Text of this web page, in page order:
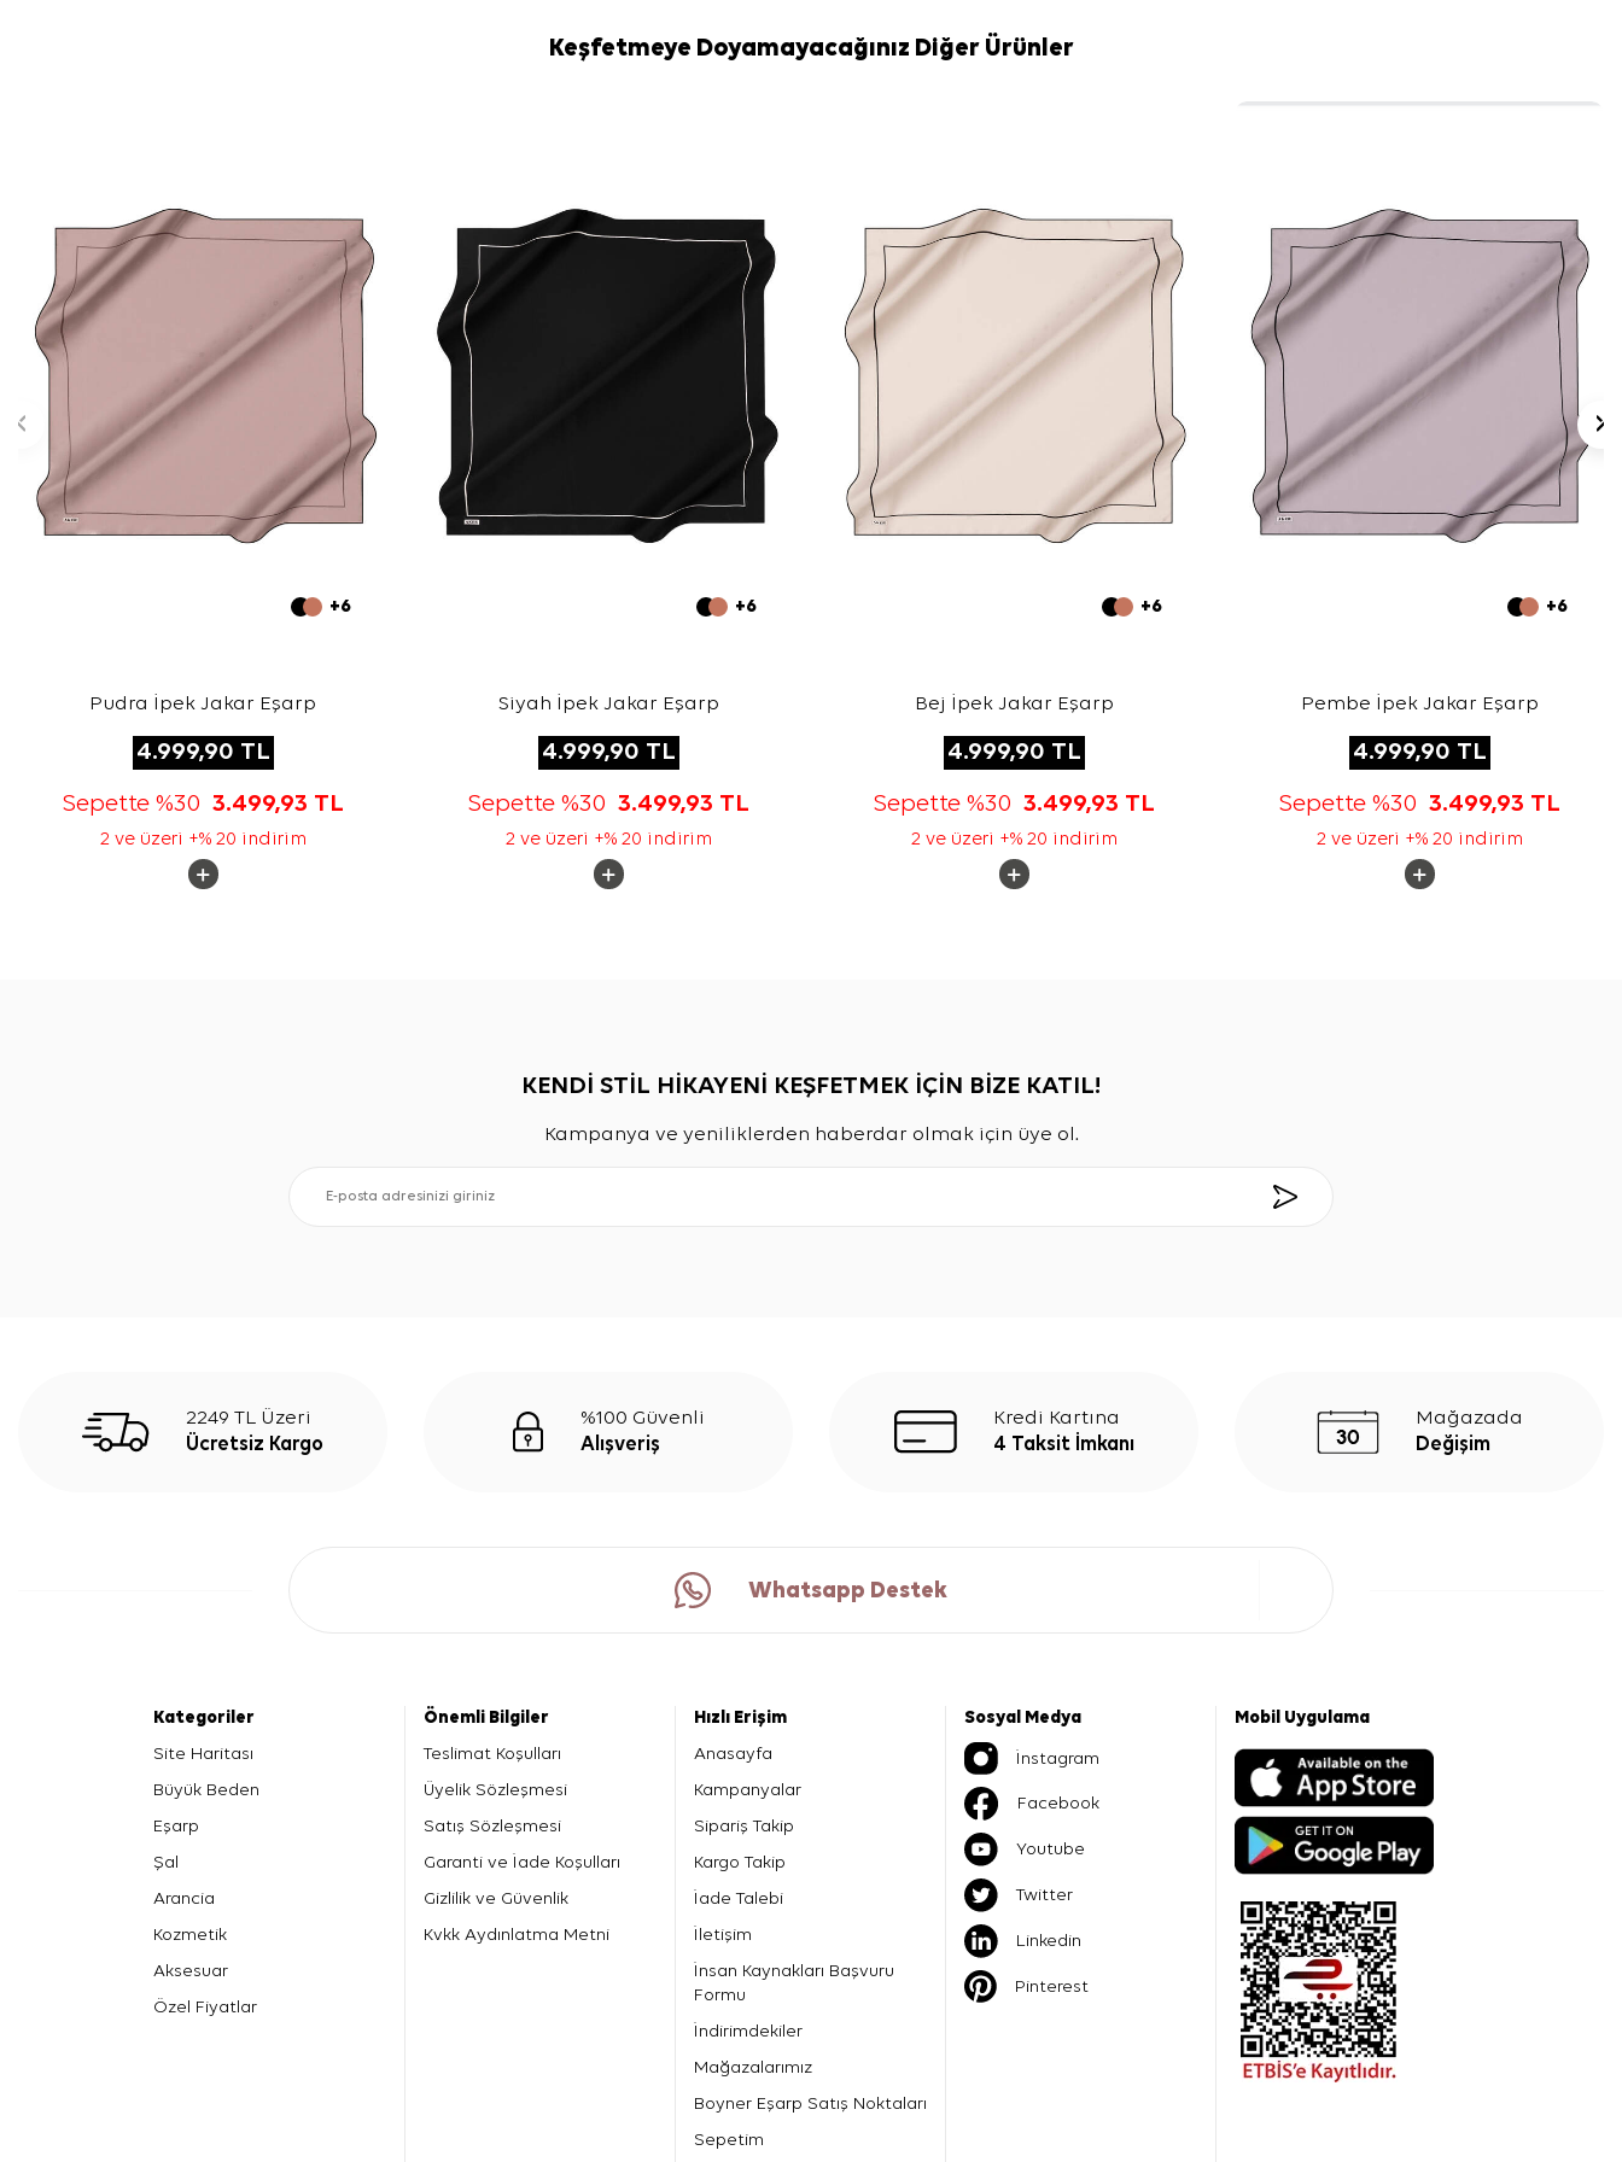
İpek ve hassas eşarp bakımında, uygun durumlarda
Keşfetmeye Doyamayacağınız Diğer Ürünler
+6
Pudra İpek Jakar Eşarp
4.999,90 TL
Sepette %30 3.499,93 TL
2 ve üzeri +% 20 indirim
+6
Siyah İpek Jakar Eşarp
4.999,90 TL
Sepette %30 3.499,93 TL
2 ve üzeri +% 20 indirim
+6
Bej İpek Jakar Eşarp
4.999,90 TL
Sepette %30 3.499,93 TL
2 ve üzeri +% 20 indirim
+6
Pembe İpek Jakar Eşarp
4.999,90 TL
Sepette %30 3.499,93 TL
2 ve üzeri +% 20 indirim
KENDİ STİL HİKAYENİ KEŞFETMEK İÇİN BİZE KATIL!
Kampanya ve yeniliklerden haberdar olmak için üye ol.
2249 TL Üzeri
Ücretsiz Kargo
%100 Güvenli
Alışveriş
Kredi Kartına
4 Taksit İmkanı
Mağazada
Değişim
Whatsapp Destek
Kategoriler
Site Haritası
Büyük Beden
Eşarp
Şal
Arancia
Kozmetik
Aksesuar
Özel Fiyatlar
Önemli Bilgiler
Teslimat Koşulları
Üyelik Sözleşmesi
Satış Sözleşmesi
Garanti ve İade Koşulları
Gizlilik ve Güvenlik
Kvkk Aydınlatma Metni
Hızlı Erişim
Anasayfa
Kampanyalar
Sipariş Takip
Kargo Takip
İade Talebi
İletişim
İnsan Kaynakları Başvuru
Formu
İndirimdekiler
Mağazalarımız
Boyner Eşarp Satış Noktaları
Sepetim
Sosyal Medya
İnstagram
Facebook
Youtube
Twitter
Linkedin
Pinterest
Mobil Uygulama